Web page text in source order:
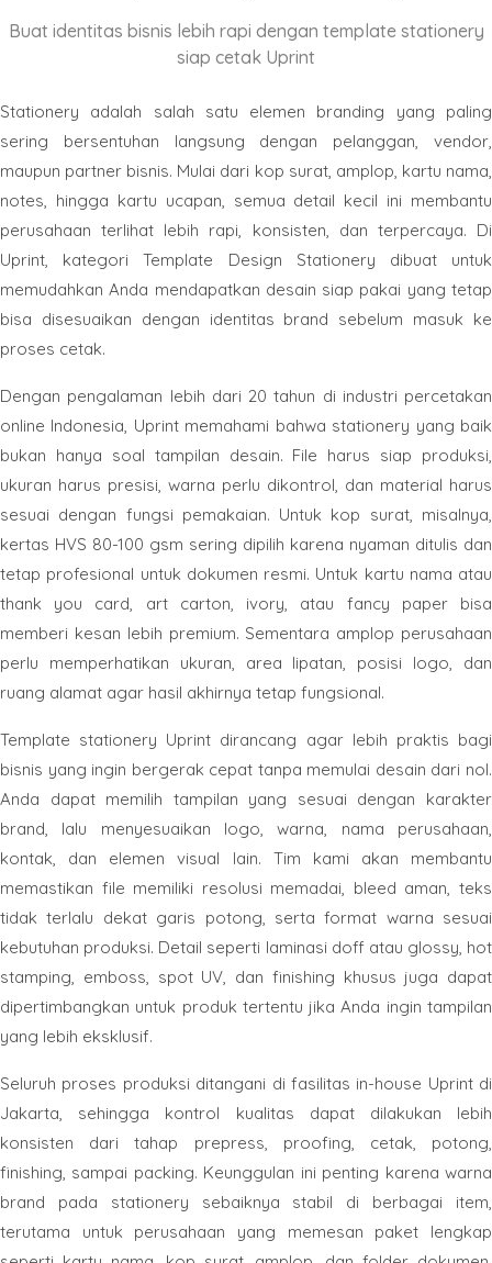
Buat identitas bisnis lebih rapi dengan template stationery
siap cetak Uprint
Stationery adalah salah satu elemen branding yang paling
sering bersentuhan langsung dengan pelanggan, vendor,
maupun partner bisnis. Mulai dari kop surat, amplop, kartu nama,
notes, hingga kartu ucapan, semua detail kecil ini membantu
perusahaan terlihat lebih rapi, konsisten, dan terpercaya. Di
Uprint, kategori Template Design Stationery dibuat untuk
memudahkan Anda mendapatkan desain siap pakai yang tetap
bisa disesuaikan dengan identitas brand sebelum masuk ke
proses cetak.
Dengan pengalaman lebih dari 20 tahun di industri percetakan
online Indonesia, Uprint memahami bahwa stationery yang baik
bukan hanya soal tampilan desain. File harus siap produksi,
ukuran harus presisi, warna perlu dikontrol, dan material harus
sesuai dengan fungsi pemakaian. Untuk kop surat, misalnya,
kertas HVS 80-100 gsm sering dipilih karena nyaman ditulis dan
tetap profesional untuk dokumen resmi. Untuk kartu nama atau
thank you card, art carton, ivory, atau fancy paper bisa
memberi kesan lebih premium. Sementara amplop perusahaan
perlu memperhatikan ukuran, area lipatan, posisi logo, dan
ruang alamat agar hasil akhirnya tetap fungsional.
Template stationery Uprint dirancang agar lebih praktis bagi
bisnis yang ingin bergerak cepat tanpa memulai desain dari nol.
Anda dapat memilih tampilan yang sesuai dengan karakter
brand, lalu menyesuaikan logo, warna, nama perusahaan,
kontak, dan elemen visual lain. Tim kami akan membantu
memastikan file memiliki resolusi memadai, bleed aman, teks
tidak terlalu dekat garis potong, serta format warna sesuai
kebutuhan produksi. Detail seperti laminasi doff atau glossy, hot
stamping, emboss, spot UV, dan finishing khusus juga dapat
dipertimbangkan untuk produk tertentu jika Anda ingin tampilan
yang lebih eksklusif.
Seluruh proses produksi ditangani di fasilitas in-house Uprint di
Jakarta, sehingga kontrol kualitas dapat dilakukan lebih
konsisten dari tahap prepress, proofing, cetak, potong,
finishing, sampai packing. Keunggulan ini penting karena warna
brand pada stationery sebaiknya stabil di berbagai item,
terutama untuk perusahaan yang memesan paket lengkap